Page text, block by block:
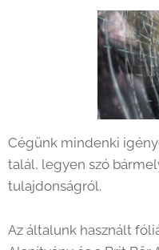
Cégünk mindenki
talál, legyen szó
tulajdonságról.
Az általunk használt